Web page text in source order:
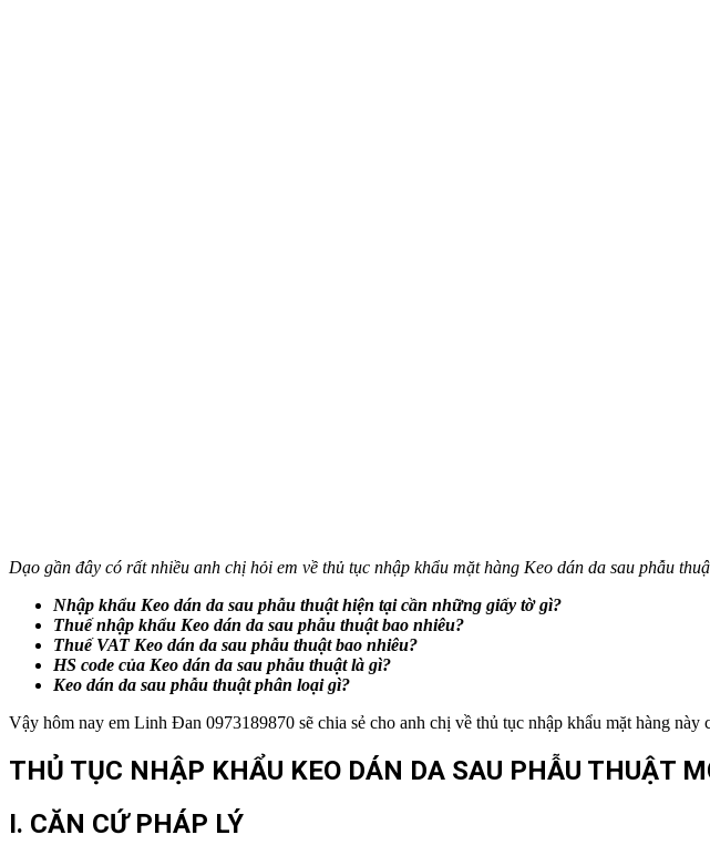
Dạo gần đây có rất nhiều anh chị hỏi em về thủ tục nhập khẩu mặt hàng Keo dán da sau phẫu
Nhập khẩu Keo dán da sau phẫu thuậthiện tại cần những giấy tờ gì?
Thuế nhập khẩu Keo dán da sau phẫu thuật bao nhiêu?
Thuế VAT Keo dán da sau phẫu thuậtbao nhiêu?
HS code của Keo dán da sau phẫu thuậtlà gì?
Keo dán da sau phẫu thuật phân loại gì?
Vậy hôm nay em Linh Đan 0973189870 sẽ chia sẻ cho anh chị về thủ tục nhập khẩu mặt hàng
THỦ TỤC NHẬP KHẨU KEO DÁN DA SAU PHẪU THUẬT
I. CĂN CỨ PHÁP LÝ